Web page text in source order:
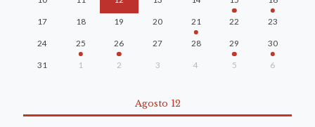
17 18 19 20 21 22 23
24 25 26 27 28 29 30
31 1 2 3 4 5 6
Agosto 12